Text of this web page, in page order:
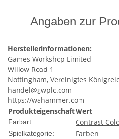
Angaben zur
Herstellerinformationen:
Games Workshop Limited
Willow Road 1
Nottingham, Vereinigtes
handel@gwplc.com
https://wahammer.com
ProdukteigenschaftWert
Farbart: Contrast
Spielkategorie: Farben